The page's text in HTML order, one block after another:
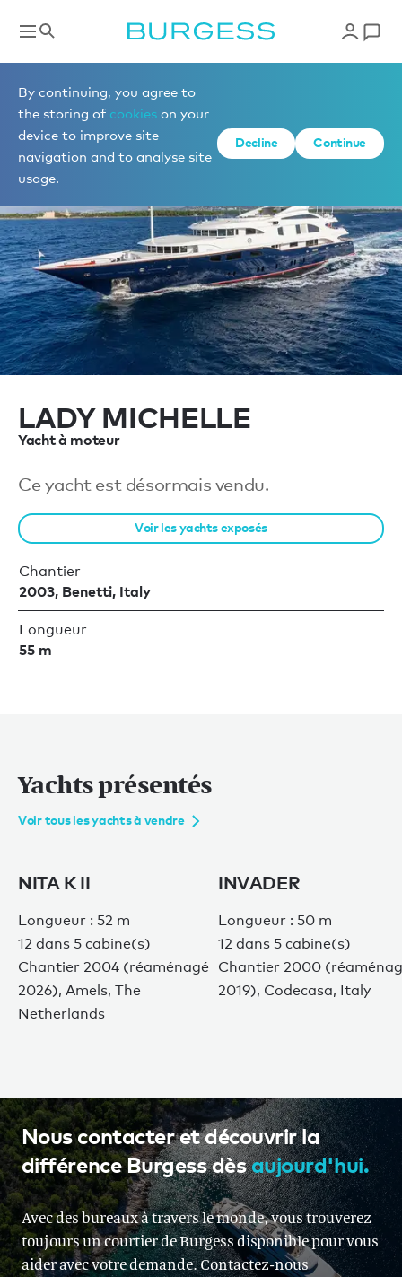
By continuing, you agree to
the storing of cookies on your
device to improve site
navigation and to analyse site
usage.
Decline Continue
Vendre un yacht
LADY MICHELLE
Yacht à moteur
Ce yacht est désormais vendu.
Voir les yachts exposés
Chantier
2003, Benetti, Italy
Longueur
55 m
Yachts présentés
Voir tous les yachts à vendre
NITA K II
Longueur : 52 m
12 dans 5 cabine(s)
Chantier 2004 (réaménagé
2026), Amels, The
Netherlands
INVADER
Longueur : 50 m
12 dans 5 cabine(s)
Chantier 2000
2019), Codecasa, Italy
Nous contacter et découvrir la
différence Burgess dèsaujourd'hui.
Avec des bureaux à travers le monde, vous trouverez
toujours un courtier de Burgess disponible pour vous
aider avec votre demande. Contactez-nous